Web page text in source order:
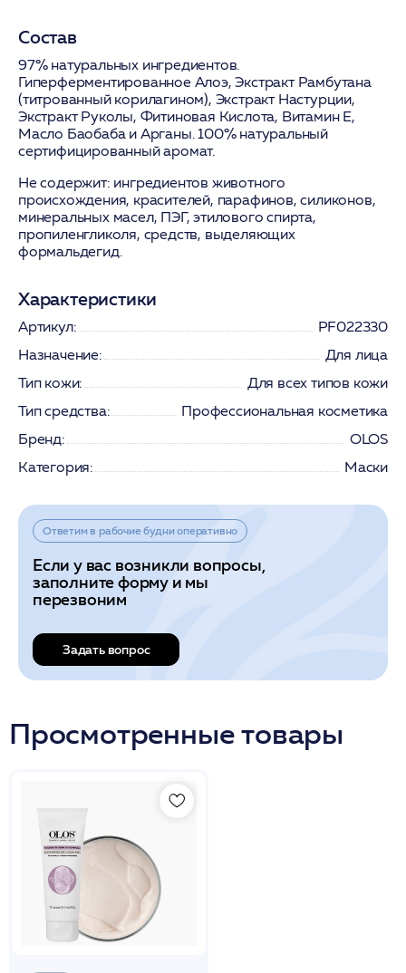
Состав
97% натуральных ингредиентов.
Гиперферментированное Алоэ, Экстракт Рамбутана
(титрованный корилагином), Экстракт Настурции,
Экстракт Руколы, Фитиновая Кислота, Витамин Е,
Масло Баобаба и Арганы. 100% натуральный
сертифицированный аромат.
Не содержит: ингредиентов животного
происхождения, красителей, парафинов, силиконов,
минеральных масел, ПЭГ, этилового спирта,
пропиленгликоля, средств, выделяющих
формальдегид.
Характеристики
Артикул:
PF022330
Назначение:
Для лица
Тип кожи:
Для всех типов кожи
Тип средства:
Профессиональная косметика
Бренд:
OLOS
Категория:
Маски
Ответим в рабочие будни оперативно
Если у вас возникли вопросы,
заполните форму и мы
перезвоним
Задать вопрос
Просмотренные товары